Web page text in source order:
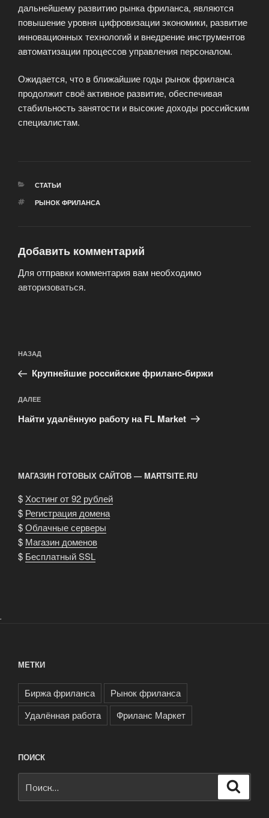
дальнейшему развитию рынка фриланса, являются
повышение уровня цифровизации экономики, развитие
инновационных технологий и внедрение инструментов
автоматизации процессов управления персоналом.
Ожидается, что в ближайшие годы рынок фриланса
продолжит своё активное развитие, обеспечивая
стабильность занятости и высокие доходы российским
специалистам.
РУБРИКИ
СТАТЬИ
МЕТКИ
РЫНОК ФРИЛАНСА
Добавить комментарий
Для отправки комментария вам необходимо
авторизоваться.
по
записям
Предыдущая
запись:
НАЗАД
Крупнейшие российские фриланс-биржи
Следующая
запись
ДАЛЕЕ
Найти удалённую работу на FL Market
МАГАЗИН ГОТОВЫХ САЙТОВ — MARTSITE.RU
$Хостинг от 92 рублей
$ Регистрация домена
$Облачные серверы
$ Магазин доменов
$ Бесплатный SSL
.
МЕТКИ
Биржа фриланса
Рынок фриланса
Удалённая работа
Фриланс Маркет
ПОИСК